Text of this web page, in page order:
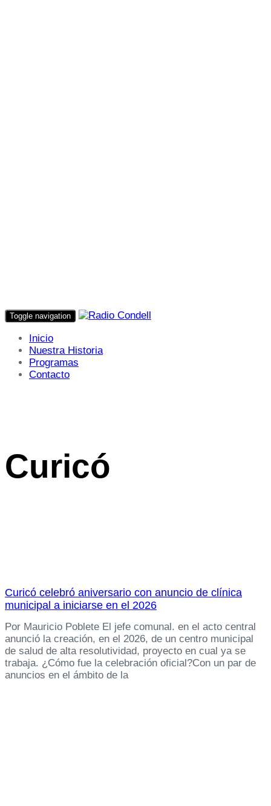
Toggle navigation
Inicio
Nuestra Historia
Programas
Contacto
Curicó
Curicó celebró aniversario con anuncio de clínica
municipal a iniciarse en el 2026
Por Mauricio Poblete El jefe comunal. en el acto central
anunció la creación, en el 2026, de un centro municipal
de salud de alta resolutividad, proyecto en cual ya se
trabaja. ¿Cómo fue la celebración oficial?Con un par de
anuncios en el ámbito de la